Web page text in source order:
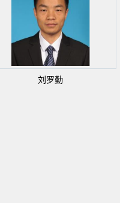
刘罗勤